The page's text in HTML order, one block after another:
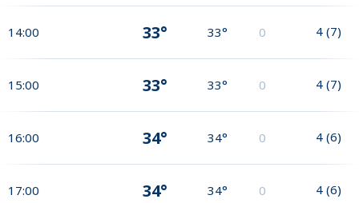
14:00 33° 33° 0 4 (7)
15:00 33° 33° 0 4 (7)
16:00 34° 34° 0 4 (6)
17:00 34° 34° 0 4 (6)